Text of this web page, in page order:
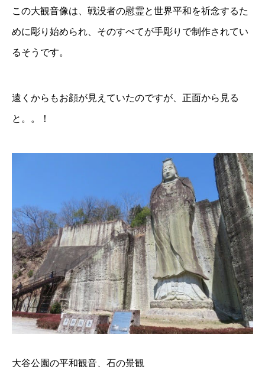
この大観音像は、戦没者の慰霊と世界平和を祈念するた
めに彫り始められ、そのすべてが手彫りで制作されてい
るそうです。
遠くからもお顔が見えていたのですが、正面から見る
と。。！
大谷公園の平和観音、石の景観